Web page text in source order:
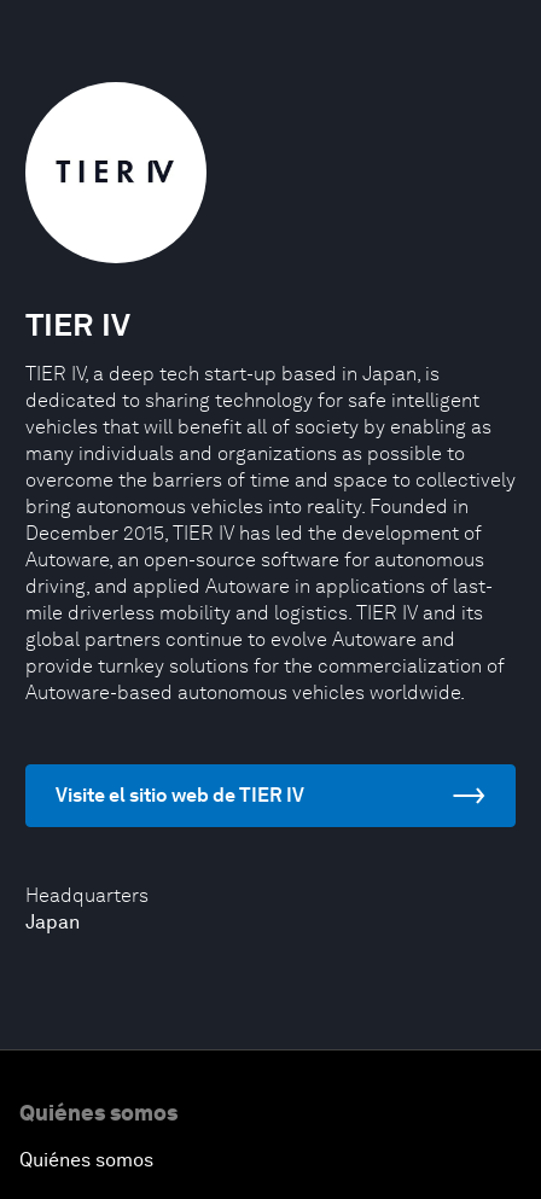
Headquarters
Japan
TIER IV
TIER IV, a deep tech start-up based in Japan, is
dedicated to sharing technology for safe intelligent
vehicles that will benefit all of society by enabling as
many individuals and organizations as possible to
overcome the barriers of time and space to collectively
bring autonomous vehicles into reality. Founded in
December 2015, TIER IV has led the development of
Autoware, an open-source software for autonomous
driving, and applied Autoware in applications of last-
mile driverless mobility and logistics. TIER IV and its
global partners continue to evolve Autoware and
provide turnkey solutions for the commercialization of
Autoware-based autonomous vehicles worldwide.
Visite el sitio web de TIER IV
Quiénes somos
Quiénes somos